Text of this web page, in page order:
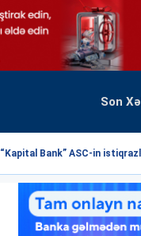
Son
“Kapital Bank” ASC-in